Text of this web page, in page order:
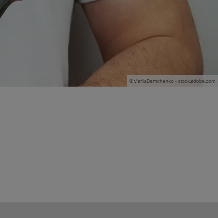
©MariiaDemchenko - stock.adobe.com